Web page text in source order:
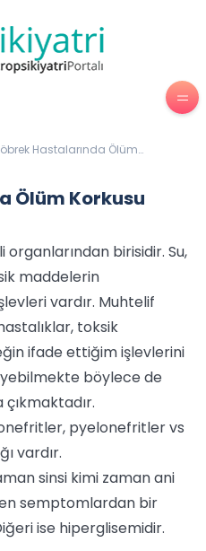
Hastalarında Ölüm
Ölüm Korkusu
birisidir. Su,
maddelerin
vardır. Muhtelif
toksik
ifade ettiğim işlevlerini
böylece de
pyelonefritler vs
vardır.
sinsi kimi zaman ani
semptomlardan bir
ise hiperglisemidir.